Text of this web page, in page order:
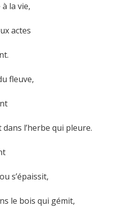
la vie,
actes
fleuve,
l’herbe qui pleure.
s’épaissit,
le bois qui gémit,